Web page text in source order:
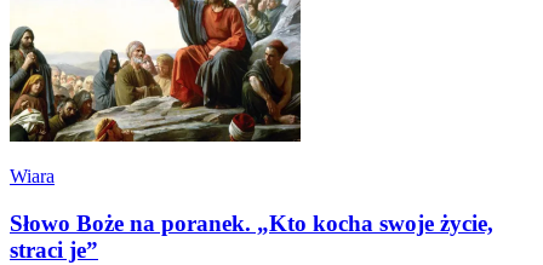
Wiara
Słowo Boże na poranek. „Kto kocha swoje życie,
straci je”